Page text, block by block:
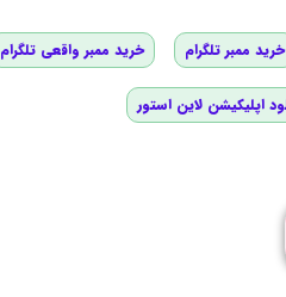
خرید ممبر تلگرام خرید ممبر واقعی تلگرام
اپلیکیشن لاین استور